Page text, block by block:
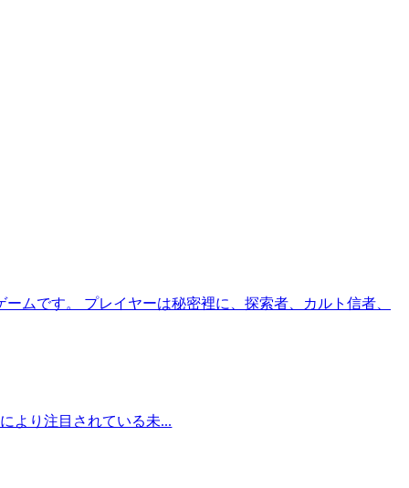
ムです。 プレイヤーは秘密裡に、探索者、カルト信者、
より注目されている未...